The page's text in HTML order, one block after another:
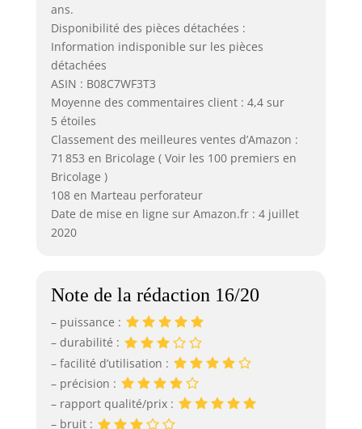
ans.
Disponibilité des pièces détachées :
Information indisponible sur les pièces
détachées
ASIN : B08C7WF3T3
Moyenne des commentaires client : 4,4 sur
5 étoiles
Classement des meilleures ventes d’Amazon :
71 853 en Bricolage ( Voir les 100 premiers en
Bricolage )
108 en Marteau perforateur
Date de mise en ligne sur Amazon.fr : 4 juillet
2020
Note de la rédaction 16/20
– puissance :
– durabilité :
– facilité d’utilisation :
– précision :
– rapport qualité/prix :
– bruit :